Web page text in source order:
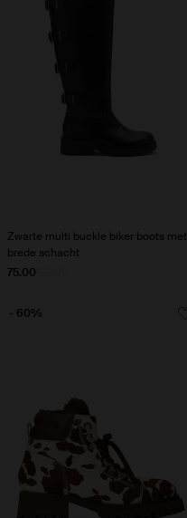
Zwarte multi buckle biker boots met
brede schacht
75.00
- 60%